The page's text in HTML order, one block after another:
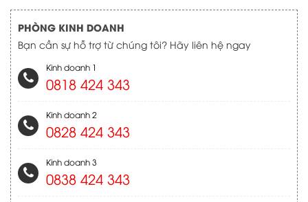
PHÒNG KINH DOANH
Bạn cần sự hỗ trợ từ chúng tôi? Hãy liên hệ ngay
Kinh doanh 1
0818 424 343
Kinh doanh 2
0828 424 343
Kinh doanh 3
0838 424 343